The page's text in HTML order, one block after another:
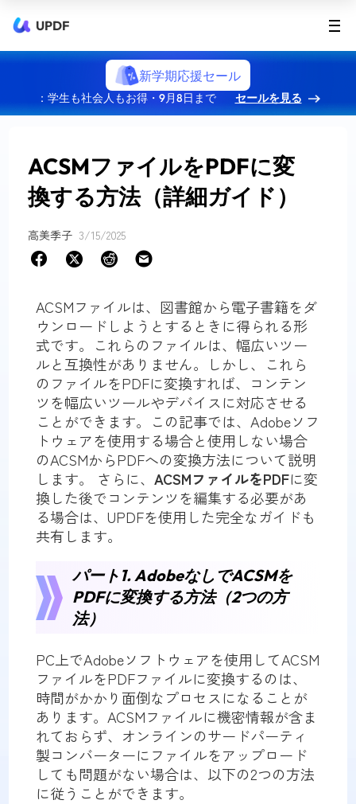
UPDF
新学期応援セール
：学生も社会人もお得・9月8日まで セールを見る
ACSMファイルをPDFに変
換する方法（詳細ガイド）
高美季子 3/15/2025
ACSMファイルは、図書館から電子書籍をダ
ウンロードしようとするときに得られる形
式です。これらのファイルは、幅広いツー
ルと互換性がありません。しかし、これら
のファイルをPDFに変換すれば、コンテン
ツを幅広いツールやデバイスに対応させる
ことができます。この記事では、Adobeソフ
トウェアを使用する場合と使用しない場合
のACSMからPDFへの変換方法について説明
します。 さらに、 ACSMファイルをPDFに変
換した後でコンテンツを編集する必要があ
る場合は、UPDFを使用した完全なガイドも
共有します。
パート1. AdobeなしでACSMを
PDFに変換する方法（2つの方
法）
PC上でAdobeソフトウェアを使用してACSM
ファイルをPDFファイルに変換するのは、
時間がかかり面倒なプロセスになることが
あります。ACSMファイルに機密情報が含ま
れておらず、オンラインのサードパーティ
製コンバーターにファイルをアップロード
しても問題がない場合は、以下の2つの方法
に従うことができます。